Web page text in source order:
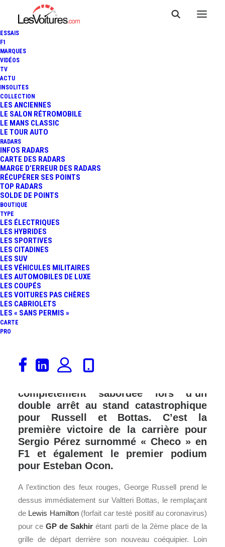
ESSAIS
F1
MARQUES
VIDÉOS
TV
ACTU
INSOLITES
COLLECTION
LES ANCIENNES
LE SALON RÉTROMOBILE
LE MANS CLASSIC
LE TOUR AUTO
RADARS
INFOS RADARS
CARTE DES RADARS
MARGE D’ERREUR DES RADARS
RÉCUPÉRER SES POINTS
TOP RADARS
SOLDE DE POINTS
BOUTIQUE
TYPE
LES ÉLECTRIQUES
LES HYBRIDES
LES SPORTIVES
LES CITADINES
LES SUV
LES VÉHICULES MILITAIRES
LES AUTOMOBILES DE LUXE
LES COUPÉS
LES VOITURES PAS CHÈRES
LES CABRIOLETS
LES « SANS PERMIS »
CARTE
PRO
F1 : GP DE SAKHIR : VICTOIRE
DE SERGIO PÉREZ DEVANT
7 Minutes |
Sergio Pérez remporte le GP de Sakhir
devant le Francais Esteban Ocon et
complètement sabordée lors d’un
double arrêt au stand catastrophique
pour Russell et Bottas. C’est la
première victoire de la carrière pour
Sergio Pérez surnommé « Checo » en
F1 et également le premier podium
pour Esteban Ocon.
A l’extinction des feux rouges, George Russell prend le
dessus immédiatement sur Valtteri Bottas, le remplaçant
de Lewis Hamilton(forfait car testé positif au coronavirus)
pour ceGP de Sakhir étant parti de la 2ème place de la
grille de départ derrière son nouveau coéquipier. Loin